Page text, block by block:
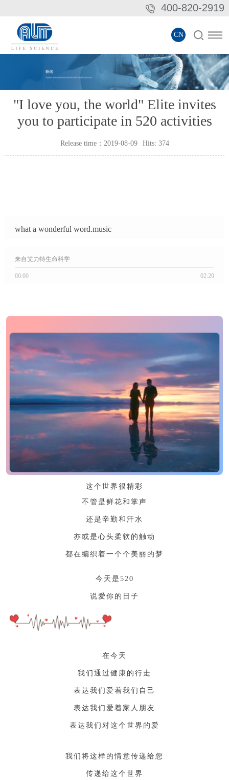
400-820-2919
CN
"I love you, the world" Elite invites
you to participate in 520 activities
Release time：2019-08-09 Hits: 374
what a wonderful word.music
来自艾力特生命科学
00:00 02:20
这个世界很精彩
不管是鲜花和掌声
还是辛勤和汗水
亦或是心头柔软的触动
都在编织着一个个美丽的梦
今天是520
说爱你的日子
在今天
我们通过健康的行走
表达我们爱着我们自己
表达我们爱着家人朋友
表达我们对这个世界的爱
我们将这样的情意传递给您
传递给这个世界